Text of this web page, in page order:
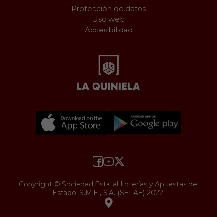
Protección de datos
Uso web
Accesibilidad
Copyright © Sociedad Estatal Loterías y Apuestas del
Estado, S.M.E., S.A. (SELAE) 2022.